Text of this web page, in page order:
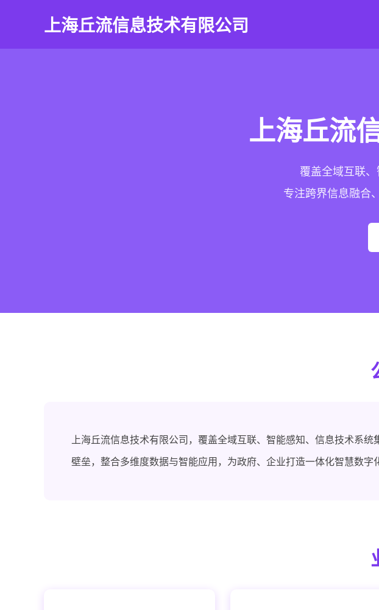
上海丘流信息技术有限公司
上海丘流
覆盖全域互联
专注跨界信息融合
上海丘流信息技术有限公司，覆盖全域互联、智能感知、信息技术系
壁垒，整合多维度数据与智能应用，为政府、企业打造一体化智慧数字